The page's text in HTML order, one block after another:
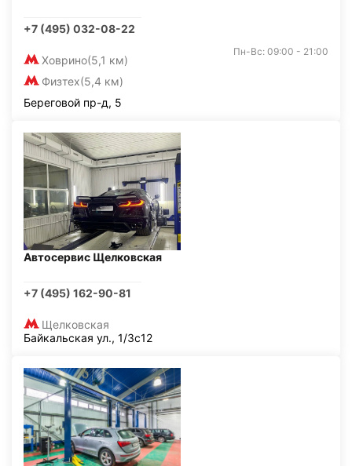
+7 (495) 032-08-22
Ховрино(5,1 км)
Физтех(5,4 км)
Пн-Вс: 09:00 - 21:00
Береговой пр-д, 5
Автосервис Щелковская
+7 (495) 162-90-81
Щелковская
Байкальская ул., 1/3с12